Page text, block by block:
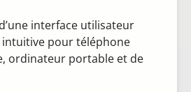
interface utilisateur
pour téléphone
ordinateur portable et de